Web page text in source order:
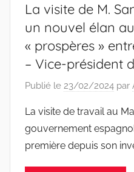
La visite de M.
un nouvel élan
« prospères »
– Vice-président
Publié le 23/02/2024 par
La visite de travail au
gouvernement
première depuis son